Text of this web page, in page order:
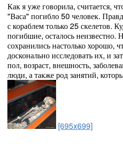
Как я уже говорила, считается,
"Васа" погибло 50 человек.
с кораблем только 25 скелетов.
погибшие, осталось неизвестно.
сохранились настолько хорошо,
досконально исследовать их, и
пол, возраст, внешность,
люди, а также род занятий,
[695x699]